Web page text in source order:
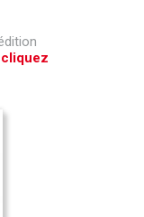
cliquez